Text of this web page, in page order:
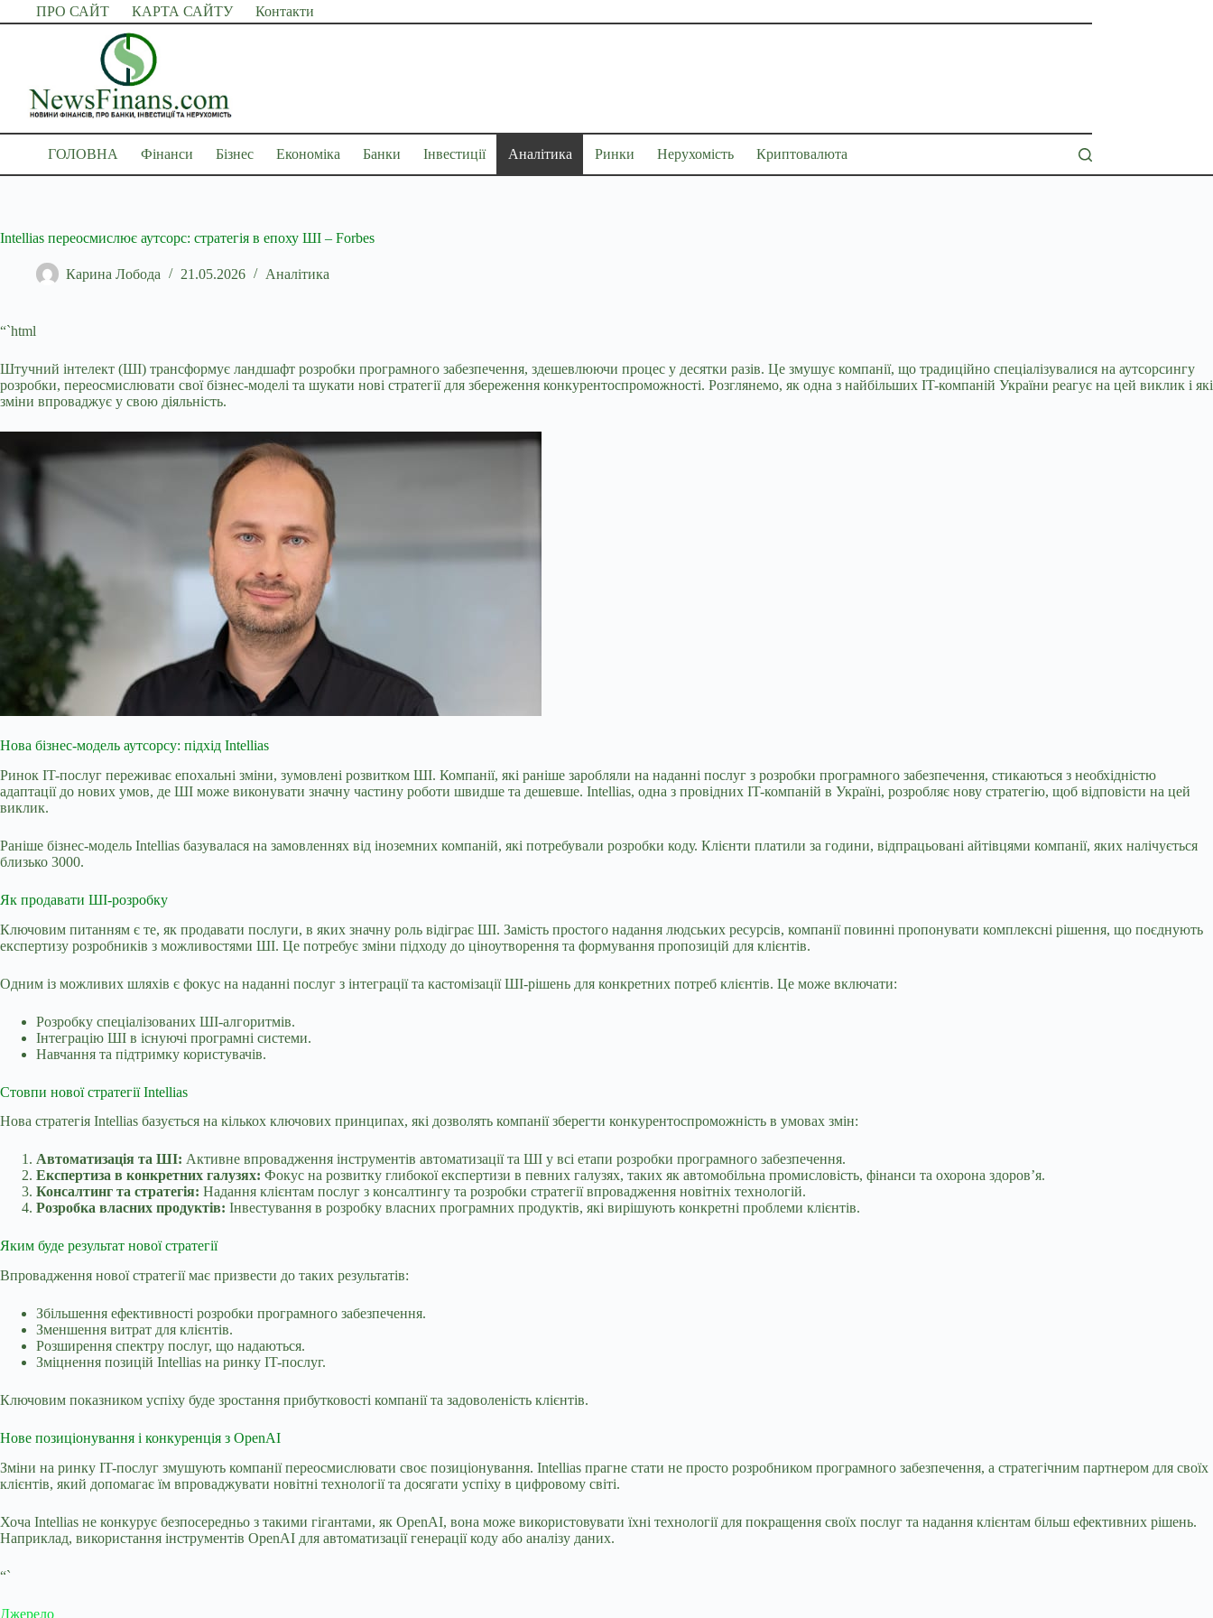
Перейти
до
ПРО САЙТ КАРТА САЙТУ Контакти
ГОЛОВНА Фінанси Бізнес Економіка Банки Інвестиції Аналітика Ринки Нерухомість Криптовалюта
Intellias переосмислює аутсорс: стратегія в епоху ШІ – Forbes
Карина Лобода 21.05.2026 Аналітика
“`html
Штучний інтелект (ШІ) трансформує ландшафт розробки програмного забезпечення, здешевлюючи процес у десятки разів. Це змушує компанії, що традиційно спеціалізувалися на аутсорсингу
розробки, переосмислювати свої бізнес-моделі та шукати нові стратегії для збереження конкурентоспроможності. Розглянемо, як одна з найбільших IT-компаній України реагує на цей виклик і які
зміни впроваджує у свою діяльність.
Нова бізнес-модель аутсорсу: підхід Intellias
Ринок IT-послуг переживає епохальні зміни, зумовлені розвитком ШІ. Компанії, які раніше заробляли на наданні послуг з розробки програмного забезпечення, стикаються з необхідністю
адаптації до нових умов, де ШІ може виконувати значну частину роботи швидше та дешевше. Intellias, одна з провідних IT-компаній в Україні, розробляє нову стратегію, щоб відповісти на цей
виклик.
Раніше бізнес-модель Intellias базувалася на замовленнях від іноземних компаній, які потребували розробки коду. Клієнти платили за години, відпрацьовані айтівцями компанії, яких налічується
близько 3000.
Як продавати ШІ-розробку
Ключовим питанням є те, як продавати послуги, в яких значну роль відіграє ШІ. Замість простого надання людських ресурсів, компанії повинні пропонувати комплексні рішення, що поєднують
експертизу розробників з можливостями ШІ. Це потребує зміни підходу до ціноутворення та формування пропозицій для клієнтів.
Одним із можливих шляхів є фокус на наданні послуг з інтеграції та кастомізації ШІ-рішень для конкретних потреб клієнтів. Це може включати:
Розробку спеціалізованих ШІ-алгоритмів.
Інтеграцію ШІ в існуючі програмні системи.
Навчання та підтримку користувачів.
Стовпи нової стратегії Intellias
Нова стратегія Intellias базується на кількох ключових принципах, які дозволять компанії зберегти конкурентоспроможність в умовах змін:
Автоматизація та ШІ: Активне впровадження інструментів автоматизації та ШІ у всі етапи розробки програмного забезпечення.
Експертиза в конкретних галузях: Фокус на розвитку глибокої експертизи в певних галузях, таких як автомобільна промисловість, фінанси та охорона здоров’я.
Консалтинг та стратегія: Надання клієнтам послуг з консалтингу та розробки стратегії впровадження новітніх технологій.
Розробка власних продуктів: Інвестування в розробку власних програмних продуктів, які вирішують конкретні проблеми клієнтів.
Яким буде результат нової стратегії
Впровадження нової стратегії має призвести до таких результатів:
Збільшення ефективності розробки програмного забезпечення.
Зменшення витрат для клієнтів.
Розширення спектру послуг, що надаються.
Зміцнення позицій Intellias на ринку IT-послуг.
Ключовим показником успіху буде зростання прибутковості компанії та задоволеність клієнтів.
Нове позиціонування і конкуренція з OpenAI
Зміни на ринку IT-послуг змушують компанії переосмислювати своє позиціонування. Intellias прагне стати не просто розробником програмного забезпечення, а стратегічним партнером для своїх
клієнтів, який допомагає їм впроваджувати новітні технології та досягати успіху в цифровому світі.
Хоча Intellias не конкурує безпосередньо з такими гігантами, як OpenAI, вона може використовувати їхні технології для покращення своїх послуг та надання клієнтам більш ефективних рішень.
Наприклад, використання інструментів OpenAI для автоматизації генерації коду або аналізу даних.
“`
Джерело